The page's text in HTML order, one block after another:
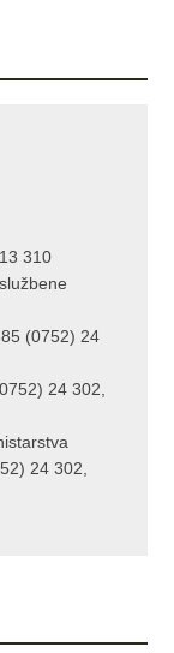
310
(0752) 24
24 302,
24 302,